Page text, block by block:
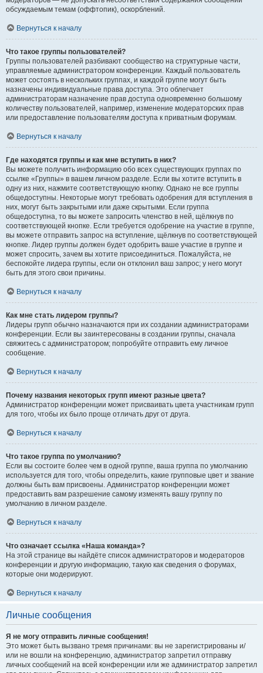
обсуждаемым темам (оффтопик), оскорблений.
Вернуться к началу
Что такое группы пользователей?
Группы пользователей разбивают сообщество на структурные части,
управляемые администратором конференции. Каждый пользователь
может состоять в нескольких группах, и каждой группе могут быть
назначены индивидуальные права доступа. Это облегчает
администраторам назначение прав доступа одновременно большому
количеству пользователей, например, изменение модераторских прав
или предоставление пользователям доступа к приватным форумам.
Вернуться к началу
Где находятся группы и как мне вступить в них?
Вы можете получить информацию обо всех существующих группах по
ссылке «Группы» в вашем личном разделе. Если вы хотите вступить в
одну из них, нажмите соответствующую кнопку. Однако не все группы
общедоступны. Некоторые могут требовать одобрения для вступления в
них, могут быть закрытыми или даже скрытыми. Если группа
общедоступна, то вы можете запросить членство в ней, щёлкнув по
соответствующей кнопке. Если требуется одобрение на участие в группе,
вы можете отправить запрос на вступление, щёлкнув по соответствующей
кнопке. Лидер группы должен будет одобрить ваше участие в группе и
может спросить, зачем вы хотите присоединиться. Пожалуйста, не
беспокойте лидера группы, если он отклонил ваш запрос; у него могут
быть для этого свои причины.
Вернуться к началу
Как мне стать лидером группы?
Лидеры групп обычно назначаются при их создании администраторами
конференции. Если вы заинтересованы в создании группы, сначала
свяжитесь с администратором; попробуйте отправить ему личное
сообщение.
Вернуться к началу
Почему названия некоторых групп имеют разные цвета?
Администратор конференции может присваивать цвета участникам групп
для того, чтобы их было проще отличать друг от друга.
Вернуться к началу
Что такое группа по умолчанию?
Если вы состоите более чем в одной группе, ваша группа по умолчанию
используется для того, чтобы определить, какие групповые цвет и звание
должны быть вам присвоены. Администратор конференции может
предоставить вам разрешение самому изменять вашу группу по
умолчанию в личном разделе.
Вернуться к началу
Что означает ссылка «Наша команда»?
На этой странице вы найдёте список администраторов и модераторов
конференции и другую информацию, такую как сведения о форумах,
которые они модерируют.
Вернуться к началу
Личные сообщения
Я не могу отправить личные сообщения!
Это может быть вызвано тремя причинами: вы не зарегистрированы и/
или не вошли на конференцию, администратор запретил отправку
личных сообщений на всей конференции или же администратор запретил